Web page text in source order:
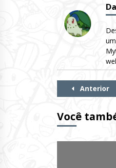
Continue
Anterior
Você